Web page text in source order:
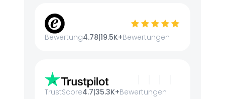
Bewertung4.78|19.5K+Bewertungen
TrustScore4.7|35.3K+Bewertungen